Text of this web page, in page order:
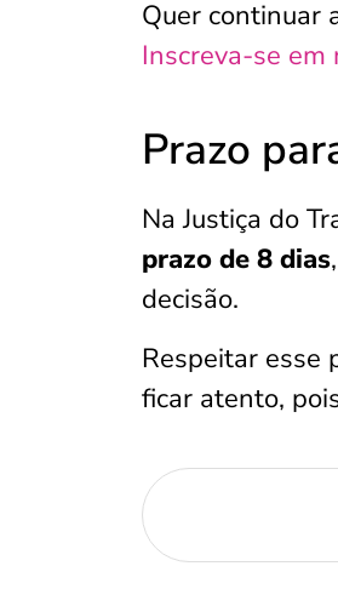
Quer continuar
Inscreva-se
Prazo
Na Justiça do
prazo de 8 dias
decisão.
Respeitar esse
ficar atento,